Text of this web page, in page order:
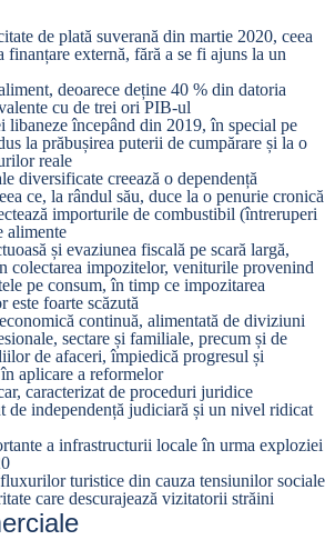
de plată suverană din martie 2020, ceea
finanțare externă, fără a se fi ajuns la un
deoarece deține 40 % din datoria
cu de trei ori PIB-ul
libaneze începând din 2019, în special pe
la prăbușirea puterii de cumpărare și la o
reale
diversificate creează o dependență
ce, la rândul său, duce la o penurie cronică
importurile de combustibil (întreruperi
alimente
și evaziunea fiscală pe scară largă,
colectarea impozitelor, veniturile provenind
pe consum, în timp ce impozitarea
foarte scăzută
continuă, alimentată de diviziuni
sectare și familiale, precum și de
de afaceri, împiedică progresul și
aplicare a reformelor
caracterizat de proceduri juridice
de independență judiciară și un nivel ridicat
a infrastructurii locale în urma exploziei
turistice din cauza tensiunilor sociale
care descurajează vizitatorii străini